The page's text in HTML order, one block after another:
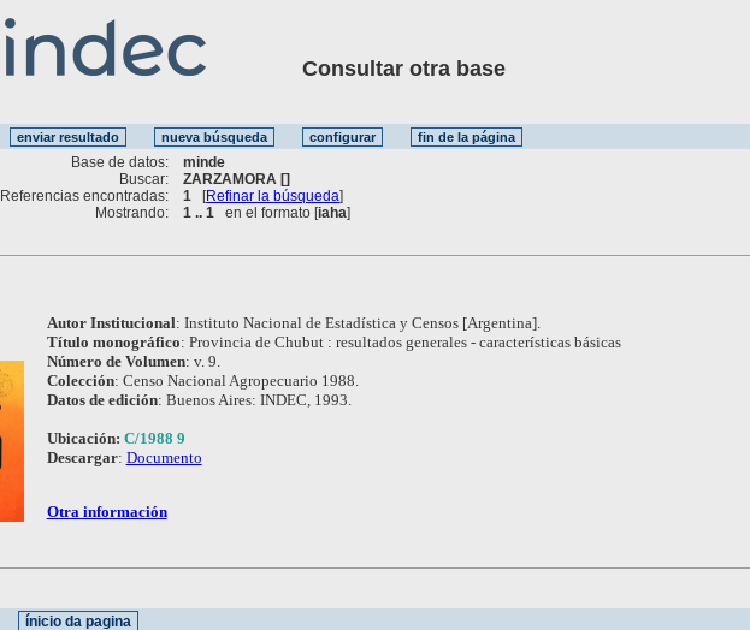
Consultar otra base
Base de datos:
minde
Buscar:
ZARZAMORA []
Referencias encontradas:
1 [Refinar la búsqueda]
Mostrando:
1 .. 1 en el formato [iaha]
Autor Institucional: Instituto Nacional de Estadística y Censos [Argentina].
Título monográfico: Provincia de Chubut : resultados generales - características básicas
Número de Volumen: v. 9.
Colección: Censo Nacional Agropecuario 1988.
Datos de edición: Buenos Aires: INDEC, 1993.
Ubicación: C/1988 9
Descargar: Documento
Otra información